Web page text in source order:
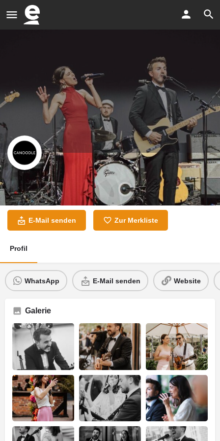
Canoodle - Live-Musik und DJ
Ganztagsbetreuung Hochzeiten u. Corporate Events
E-Mail senden Zur Merkliste
Profil
WhatsApp E-Mail senden Website
Galerie